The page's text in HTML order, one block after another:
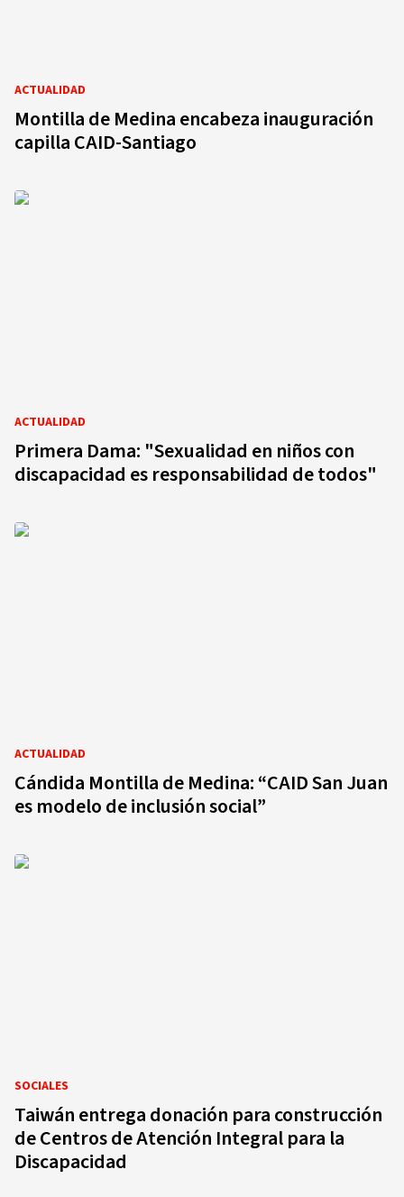
ACTUALIDAD
Montilla de Medina encabeza inauguración
capilla CAID-Santiago
ACTUALIDAD
Primera Dama: "Sexualidad en niños con
discapacidad es responsabilidad de todos"
ACTUALIDAD
Cándida Montilla de Medina: “CAID San Juan
es modelo de inclusión social”
SOCIALES
Taiwán entrega donación para construcción
de Centros de Atención Integral para la
Discapacidad